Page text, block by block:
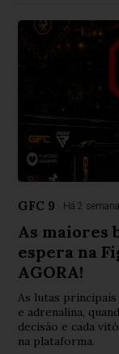
GFC 9 Há 2
As maiores
espera na
AGORA!
As lutas principais
e adrenalina,
decisão e cada
na plataforma.